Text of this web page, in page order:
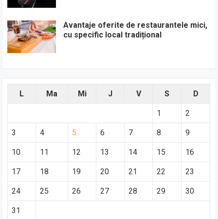
Avantaje oferite de restaurantele mici,
cu specific local tradițional
L Ma Mi J V S D
1 2
3 4 5 6 7 8 9
10 11 12 13 14 15 16
17 18 19 20 21 22 23
24 25 26 27 28 29 30
31